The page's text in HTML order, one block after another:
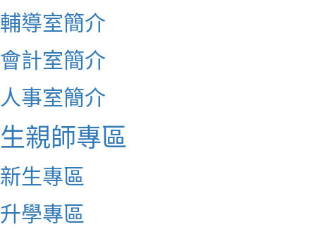
輔導室簡介
會計室簡介
人事室簡介
生親師專區
新生專區
升學專區